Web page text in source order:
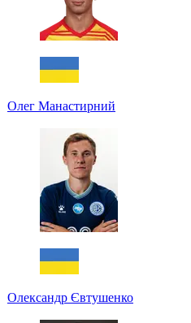
Олег Манастирний
Олександр Євтушенко